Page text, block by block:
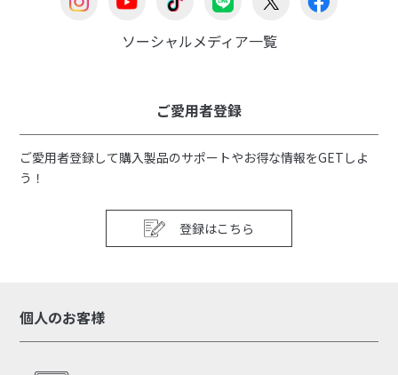
ソーシャルメディア一覧
ご愛用者登録
ご愛用者登録して購入製品のサポートやお得な情報をGETしよ
う！
登録はこちら
個人のお客様